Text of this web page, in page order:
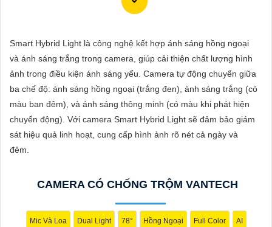
VẤN
DỊCH
VỤ
Dĩ tử cảm ơn bạn đã yêu câu giới thiệu về camera Vantech Việt
camera an ninh, cung cấp sản phẩm chất lượng với dịch vụ hậu
mang lại sự an tâm cho người dùng trong việc giám sát và bảo
vệ tài sản. Đồng thời, giá cả của sản phẩm cũng được đánh giá
là hợp lý, phải chăng.
Smart Hybrid Light là công nghệ kết hợp ánh sáng hồng ngoại
và ánh sáng trắng trong camera, giúp cải thiện chất lượng hình
ảnh trong điều kiện ánh sáng yếu. Camera tự động chuyển giữa
ba chế độ: ánh sáng hồng ngoại (trắng đen), ánh sáng trắng (có
màu ban đêm), và ánh sáng thông minh (có màu khi phát hiện
chuyển động). Với camera Smart Hybrid Light sẽ đảm bảo giám
sát hiệu quả linh hoạt, cung cấp hình ảnh rõ nét cả ngày và
đêm.
CAMERA CÓ CHỐNG TRỘM VANTECH
Mic Và Loa Dual Light 78° Hồng Ngoại Full Color AI